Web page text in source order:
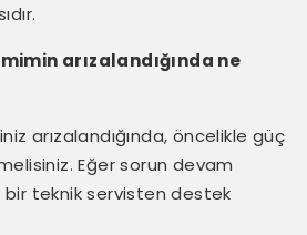
arızalandığında ne
arızalandığında, öncelikle güç
Eğer sorun devam
teknik servisten destek